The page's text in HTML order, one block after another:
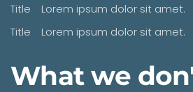
Title
Lorem ipsum dolor sit amet.
Title
Lorem ipsum dolor sit amet.
What we